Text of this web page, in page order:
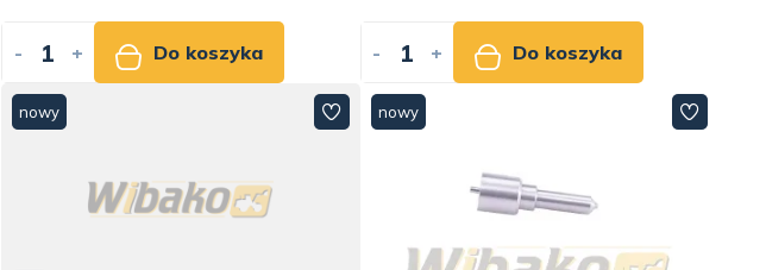
- + Do koszyka - + Do koszyka
nowy nowy